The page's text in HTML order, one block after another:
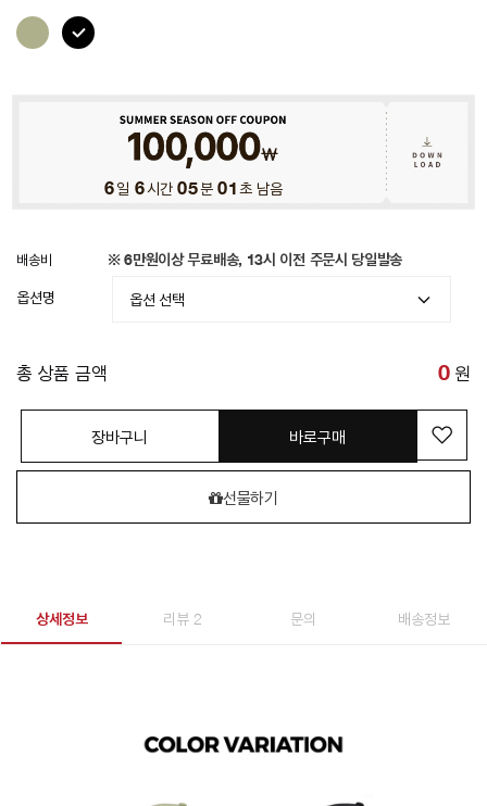
6일 6시간 04분 58초 남음
배송비 ※ 6만원이상 무료배송, 13시 이전 주문시 당일발송
옵션명
총 상품 금액 0 원
장바구니 바로구매
선물하기
상세정보 리뷰 2 문의 배송정보